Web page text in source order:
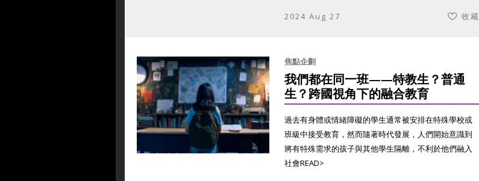
2024 Aug 27 收藏
焦點企劃
我們都在同一班——特教生？普通
生？跨國視角下的融合教育
過去有身體或情緒障礙的學生通常被安排在特殊學校或
班級中接受教育，然而隨著時代發展，人們開始意識到
將有特殊需求的孩子與其他學生隔離，不利於他們融入
社會READ>